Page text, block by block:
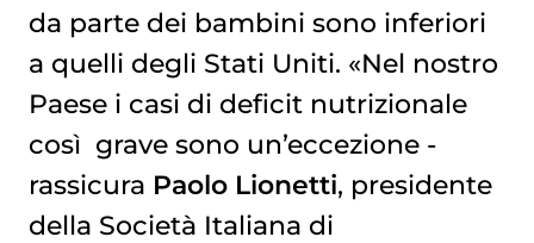
da parte dei bambini sono inferiori
a quelli degli Stati Uniti. «Nel nostro
Paese i casi di deficit nutrizionale
così grave sono un’eccezione -
rassicura Paolo Lionetti, presidente
della Società Italiana di